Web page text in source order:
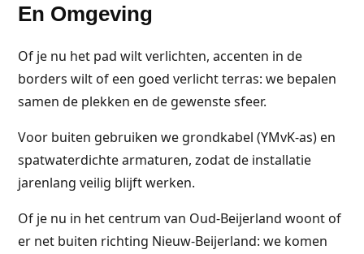
En Omgeving
Of je nu het pad wilt verlichten, accenten in de
borders wilt of een goed verlicht terras: we bepalen
samen de plekken en de gewenste sfeer.
Voor buiten gebruiken we grondkabel (YMvK-as) en
spatwaterdichte armaturen, zodat de installatie
jarenlang veilig blijft werken.
Of je nu in het centrum van Oud-Beijerland woont of
er net buiten richting Nieuw-Beijerland: we komen